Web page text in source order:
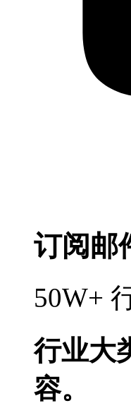
订阅邮
50W+
行业大
容。